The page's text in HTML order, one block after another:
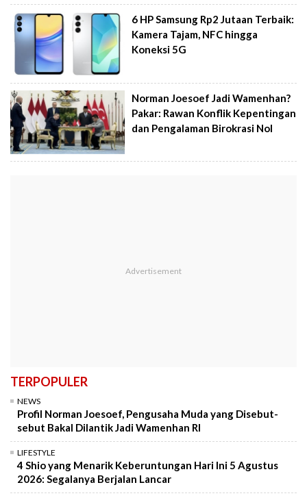
6 HP Samsung Rp2 Jutaan Terbaik:
Kamera Tajam, NFC hingga
Koneksi 5G
Norman Joesoef Jadi Wamenhan?
Pakar: Rawan Konflik Kepentingan
dan Pengalaman Birokrasi Nol
TERPOPULER
NEWS
Profil Norman Joesoef, Pengusaha Muda yang Disebut-
sebut Bakal Dilantik Jadi Wamenhan RI
LIFESTYLE
4 Shio yang Menarik Keberuntungan Hari Ini 5 Agustus
2026: Segalanya Berjalan Lancar